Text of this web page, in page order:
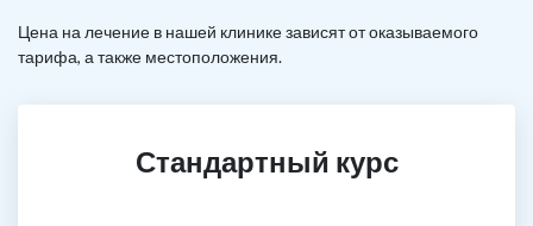
Цена на лечение в нашей клинике зависят от оказываемого
тарифа, а также местоположения.
Стандартный курс